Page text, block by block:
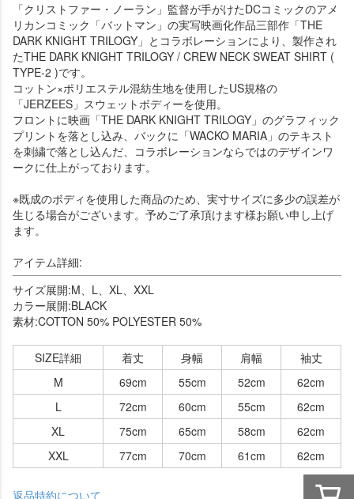
「クリストファー・ノーラン」監督が手がけたDCコミックのアメ
リカンコミック「バットマン」の実写映画化作品三部作「THE
DARK KNIGHT TRILOGY」とコラボレーションにより、製作され
たTHE DARK KNIGHT TRILOGY / CREW NECK SWEAT SHIRT (
TYPE-2 )です。
コットン×ポリエステル混紡生地を使用したUS規格の
「JERZEES」スウェットボディーを使用。
フロントに映画「THE DARK KNIGHT TRILOGY」のグラフィック
プリントを落とし込み、バックに「WACKO MARIA」のテキスト
を刺繍で落とし込んだ、コラボレーションならではのデザインワ
ークに仕上がっております。
※既成のボディを使用した商品のため、実寸サイズに多少の誤差が
生じる場合がございます。予めご了承頂けます様お願い申し上げ
ます。
アイテム詳細:
サイズ展開:M、L、XL、XXL
カラー展開:BLACK
素材:COTTON 50% POLYESTER 50%
SIZE詳細 着丈 身幅 肩幅
袖丈
M
69cm 55cm 52cm
62cm
L
72cm 60cm 55cm
62cm
XL
75cm 65cm 58cm
62cm
XXL
77cm 70cm 61cm 62cm
返品特約について